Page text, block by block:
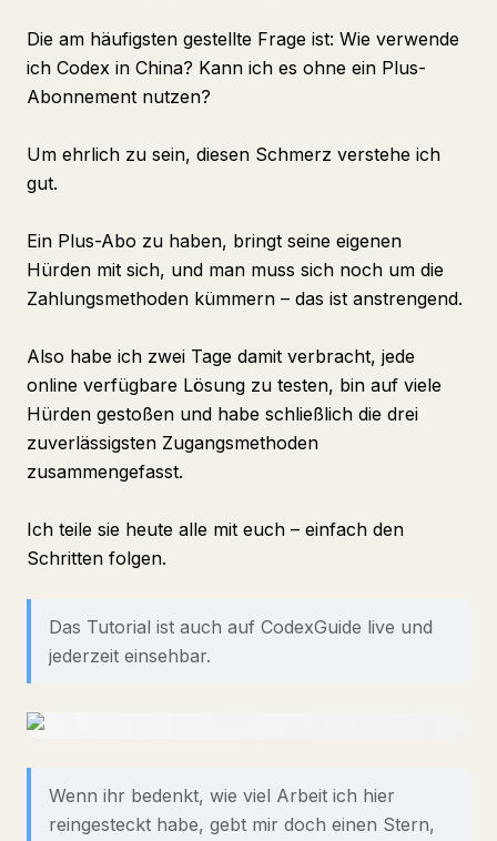
Die am häufigsten gestellte Frage ist: Wie verwende
ich Codex in China? Kann ich es ohne ein Plus-
Abonnement nutzen?
Um ehrlich zu sein, diesen Schmerz verstehe ich
gut.
Ein Plus-Abo zu haben, bringt seine eigenen
Hürden mit sich, und man muss sich noch um die
Zahlungsmethoden kümmern – das ist anstrengend.
Also habe ich zwei Tage damit verbracht, jede
online verfügbare Lösung zu testen, bin auf viele
Hürden gestoßen und habe schließlich die drei
zuverlässigsten Zugangsmethoden
zusammengefasst.
Ich teile sie heute alle mit euch – einfach den
Schritten folgen.
Das Tutorial ist auch auf CodexGuide live und
jederzeit einsehbar.
Wenn ihr bedenkt, wie viel Arbeit ich hier
reingesteckt habe, gebt mir doch einen Stern,